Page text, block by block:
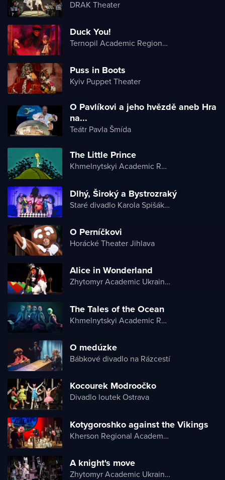
DRAK Theater
Duck You!
Ternopil Academic Regional Actor and Puppet Theater
Puss in Boots
Kyiv Puppet Theater
O Pavlíkovi a jeho hvězdě aneb Hra
na...
Teátr Pavla Šmída
The Little Prince
Khmelnytskyi Academic Regional Puppet Theater
Dlhý, Široký a Bystrozraký
Staré divadlo Karola Spišáka v Nitre
O Perníčkovi
Horácké Theater Jihlava
Alice in Wonderland
Zhytomyr Academic Ukrainian Music and Drama Theater named after I. Kocherga
The Tales of the Ocean
Khmelnytskyi Academic Regional Puppet Theater
O medúzke
Bábkové divadlo na Rázcestí
Kocourek Modroočko
Divadlo loutek Ostrava
Kotygoroshko against the Vikings
Kherson Regional Academic Music and Drama Theater named after Mykola Kulish
A knight's move
Zhytomyr Academic Ukrainian Music and Drama Theater named after I. Kocherga